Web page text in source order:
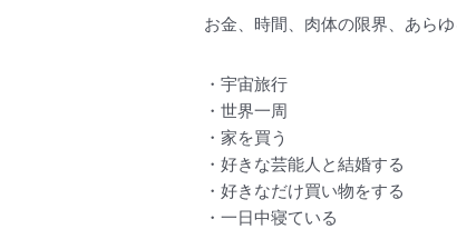
お金、時間、肉体の限界、あら
・宇宙旅行
・世界一周
・家を買う
・好きな芸能人と結婚する
・好きなだけ買い物をする
・一日中寝ている